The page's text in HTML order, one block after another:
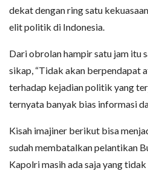
dekat dengan ring satu
elit politik di Indonesia.
Dari obrolan hampir satu jam itu
sikap, “Tidak akan berpendapat
terhadap kejadian politik yang
ternyata banyak bias informasi
Kisah imajiner berikut bisa
sudah membatalkan pelantikan
Kapolri masih ada saja yang